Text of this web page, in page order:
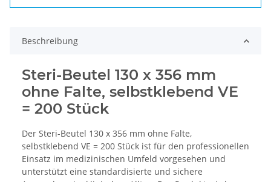
Beschreibung
Steri-Beutel 130 x 356 mm
ohne Falte, selbstklebend VE
= 200 Stück
Der Steri-Beutel 130 x 356 mm ohne Falte,
selbstklebend VE = 200 Stück ist für den professionellen
Einsatz im medizinischen Umfeld vorgesehen und
unterstützt eine standardisierte und sichere